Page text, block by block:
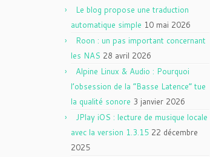
Le blog propose une traduction
automatique simple 10 mai 2026
Roon : un pas important concernant
les NAS 28 avril 2026
Alpine Linux & Audio : Pourquoi
l’obsession de la “Basse Latence” tue
la qualité sonore 3 janvier 2026
JPlay iOS : lecture de musique locale
avec la version 1.3.15 22 décembre
2025